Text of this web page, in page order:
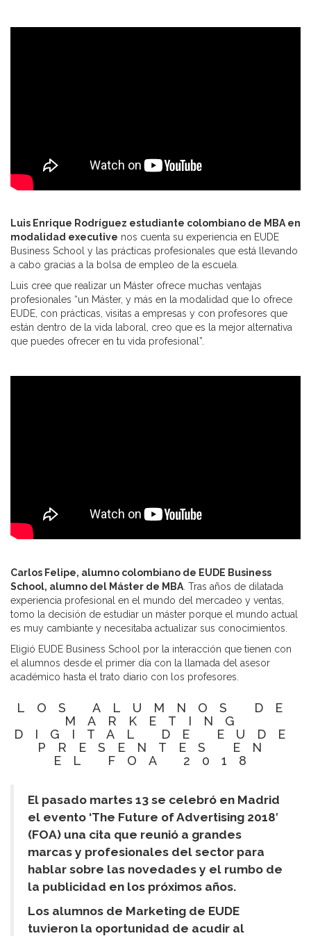
Luis Enrique Rodríguez estudiante colombiano de MBA en
modalidad executive nos cuenta su experiencia en EUDE
Business School y las prácticas profesionales que está llevando
a cabo gracias a la bolsa de empleo de la escuela.
Luis cree que realizar un Máster ofrece muchas ventajas
profesionales “un Máster, y más en la modalidad que lo ofrece
EUDE, con prácticas, visitas a empresas y con profesores que
están dentro de la vida laboral, creo que es la mejor alternativa
que puedes ofrecer en tu vida profesional”.
Carlos Felipe, alumno colombiano de EUDE Business
School, alumno del Máster de MBA . Tras años de dilatada
experiencia profesional en el mundo del mercadeo y ventas,
tomo la decisión de estudiar un máster porque el mundo actual
es muy cambiante y necesitaba actualizar sus conocimientos.
Eligió EUDE Business School por la interacción que tienen con
el alumnos desde el primer día con la llamada del asesor
académico hasta el trato diario con los profesores.
LOS ALUMNOS DE
MARKETING
DIGITAL DE EUDE
PRESENTES EN
EL FOA 2018
El pasado martes 13 se celebró en Madrid
el evento ‘The Future of Advertising 2018′
(FOA) una cita que reunió a grandes
marcas y profesionales del sector para
hablar sobre las novedades y el rumbo de
la publicidad en los próximos años.
Los alumnos de Marketing de EUDE
tuvieron la oportunidad de acudir al